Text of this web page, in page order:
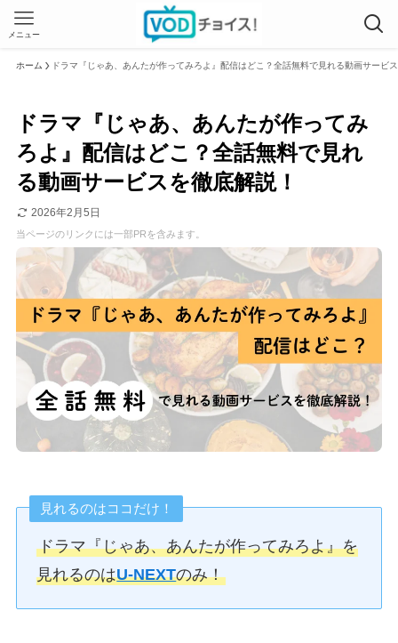
メニュー
ホーム ドラマ『じゃあ、あんたが作ってみろよ』配信はどこ？全話無料で見れる動画サービ
ドラマ『じゃあ、あんたが作ってみ
ろよ』配信はどこ？全話無料で見れ
る動画サービスを徹底解説！
2026年2月5日
当ページのリンクには一部PRを含みます。
見れるのはココだけ！
ドラマ『じゃあ、あんたが作ってみろよ』を
見れるのはU-NEXTのみ！